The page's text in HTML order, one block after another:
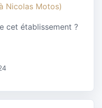
Nicolas Motos)
cet établissement ?